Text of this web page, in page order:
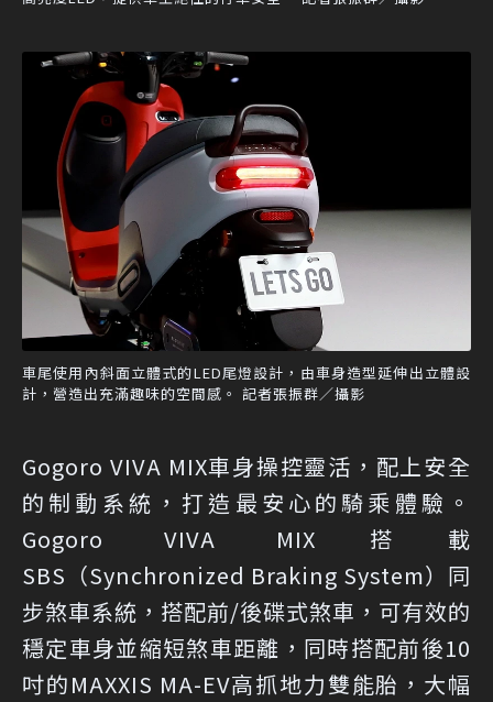
車尾使用內斜面立體式的LED尾燈設計，由車身造型延伸出立體設
計，營造出充滿趣味的空間感。 記者張振群／攝影
Gogoro VIVA MIX車身操控靈活，配上安全
的制動系統，打造最安心的騎乘體驗。
Gogoro VIVA MIX搭載
SBS（Synchronized Braking System）同
步煞車系統，搭配前/後碟式煞車，可有效的
穩定車身並縮短煞車距離，同時搭配前後10
吋的MAXXIS MA-EV高抓地力雙能胎，大幅